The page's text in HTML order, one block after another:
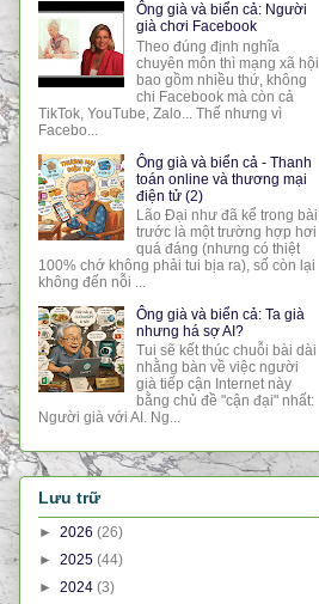
Ông già và biển cả: Người
già chơi Facebook
Theo đúng định nghĩa
chuyên môn thì mạng xã hội
bao gồm nhiều thứ, không
chi Facebook mà còn cả
TikTok, YouTube, Zalo... Thế nhưng vì
Facebo...
Ông già và biển cả - Thanh
toán online và thương mại
điện tử (2)
Lão Đại như đã kể trong bài
trước là một trường hợp hơi
quá đáng (nhưng có thiệt
100% chớ không phải tui bịa ra), số còn lại
không đến nỗi ...
Ông già và biển cả: Ta già
nhưng há sợ AI?
Tui sẽ kết thúc chuỗi bài dài
nhằng bàn về việc người
già tiếp cận Internet này
bằng chủ đề "cận đại" nhất:
Người già với AI. Ng...
Lưu trữ
► 2026 (26)
► 2025 (44)
► 2024 (3)